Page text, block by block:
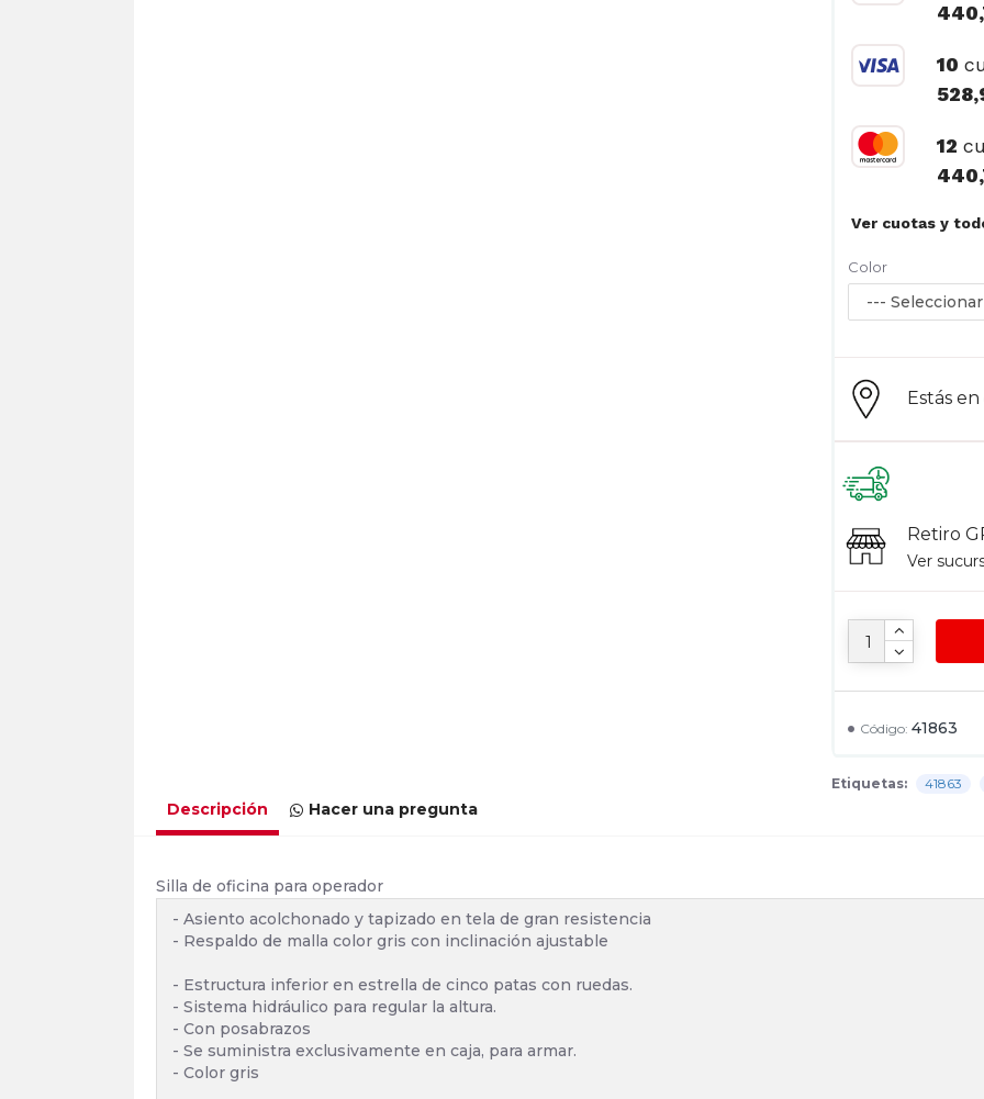
Código: 41863
Color
Estás en
Retiro
Ver
10
12
Etiquetas: 41863
Descripción Hacer una pregunta
Silla de oficina para operador
- Asiento acolchonado y tapizado en tela de gran resistencia
- Respaldo de malla color gris con inclinación ajustable
- Estructura inferior en estrella de cinco patas con ruedas.
- Sistema hidráulico para regular la altura.
- Con posabrazos
- Se suministra exclusivamente en caja, para armar.
- Color gris